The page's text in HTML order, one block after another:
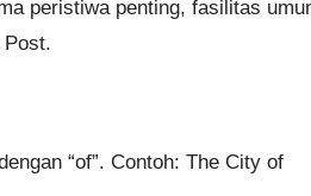
peristiwa penting, fasilitas
Post.
“of”. Contoh: The City of